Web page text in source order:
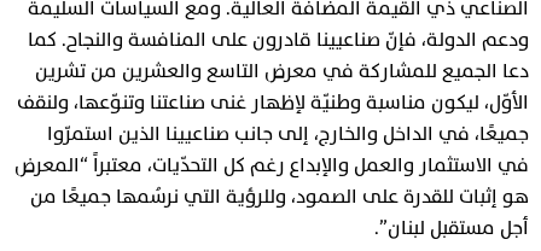
الصناعي ذي القيمة المضافة العالية. ومع السياسات السليمة
ودعم الدولة، فإنّ صناعيينا قادرون على المنافسة والنجاح. كما
دعا الجميع للمشاركة في معرض التاسع والعشرين من تشرين
الأوّل، ليكون مناسبة وطنيّة لإظهار غنى صناعتنا وتنوّعها، ولنقف
جميعًا، في الداخل والخارج، إلى جانب صناعيينا الذين استمرّوا
في الاستثمار والعمل والإبداع رغم كل التحدّيات، معتبراً “المعرض
هو إثبات للقدرة على الصمود، وللرؤية التي نرسُمها جميعًا من
أجل مستقبل لبنان”.